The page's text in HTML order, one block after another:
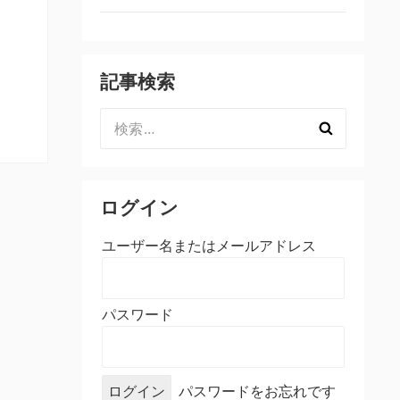
記事検索
索:
ログイン
ユーザー名またはメールアドレス
パスワード
パスワードをお忘れです